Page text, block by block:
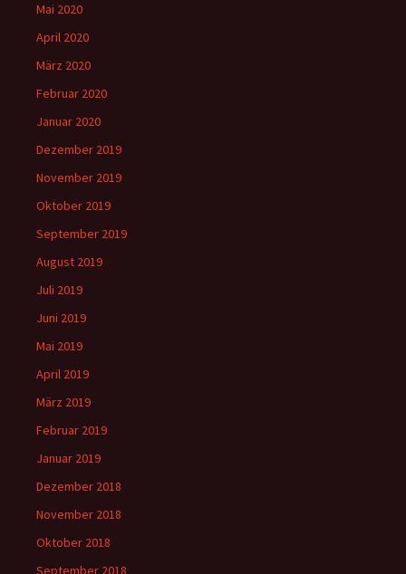
Mai 2020
April 2020
März 2020
Februar 2020
Januar 2020
Dezember 2019
November 2019
Oktober 2019
September 2019
August 2019
Juli 2019
Juni 2019
Mai 2019
April 2019
März 2019
Februar 2019
Januar 2019
Dezember 2018
November 2018
Oktober 2018
September 2018